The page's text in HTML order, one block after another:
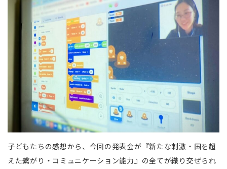
子どもたちの感想から、今回の発表会が『新たな刺激・国を超
えた繋がり・コミュニケーション能力』の全てが織り交ぜられ